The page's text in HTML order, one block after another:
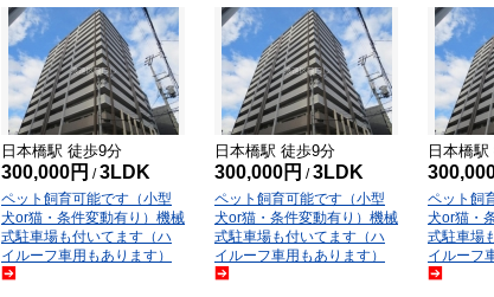
日本橋駅 徒歩9分
300,000円 /3LDK
ペット飼育可能です（小型
犬or猫・条件変動有り）機械
式駐車場も付いてます（ハ
イルーフ車用もあります）
日本橋駅 徒歩9分
300,000円 /3LDK
ペット飼育可能です（小型
犬or猫・条件変動有り）機械
式駐車場も付いてます（ハ
イルーフ車用もあります）
日本橋駅
ペット飼
犬or猫・
式駐車場
イルーフ